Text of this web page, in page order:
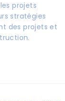
projets
stratégies
des projets et